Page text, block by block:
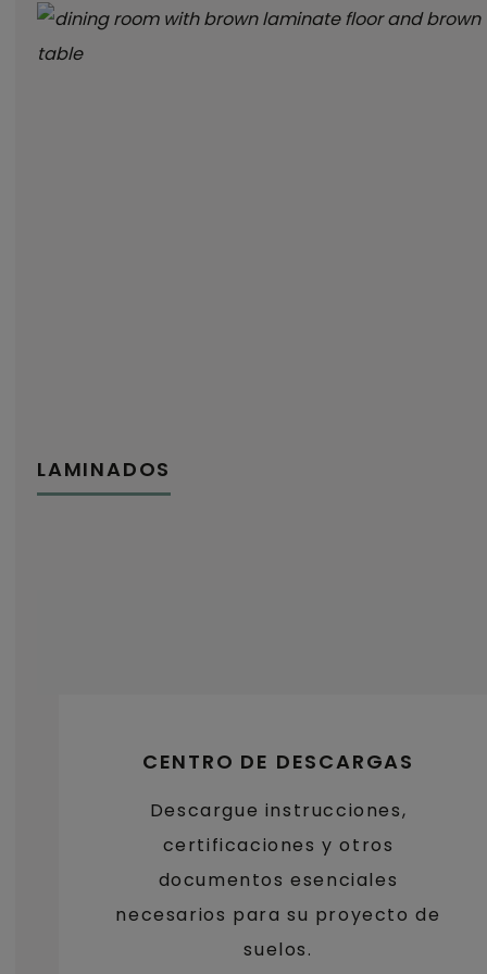
LAMINADOS
CENTRO DE DESCARGAS
Descargue instrucciones,
certificaciones y otros
documentos esenciales
necesarios para su proyecto de
suelos.